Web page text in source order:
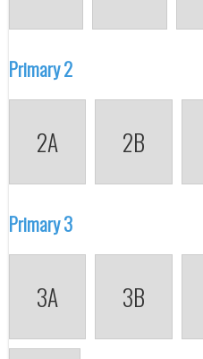
Primary 2
2A 2B
Primary 3
3A 3B